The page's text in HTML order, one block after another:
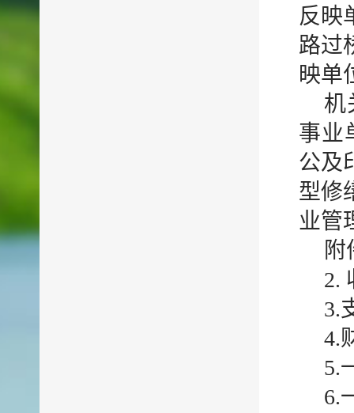
反映
路过
映单
机
事业
公及
型修
业管
2.
3.
4.
5.
6.